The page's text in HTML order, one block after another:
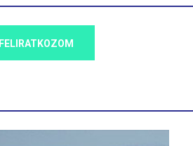
FELIRATKOZOM